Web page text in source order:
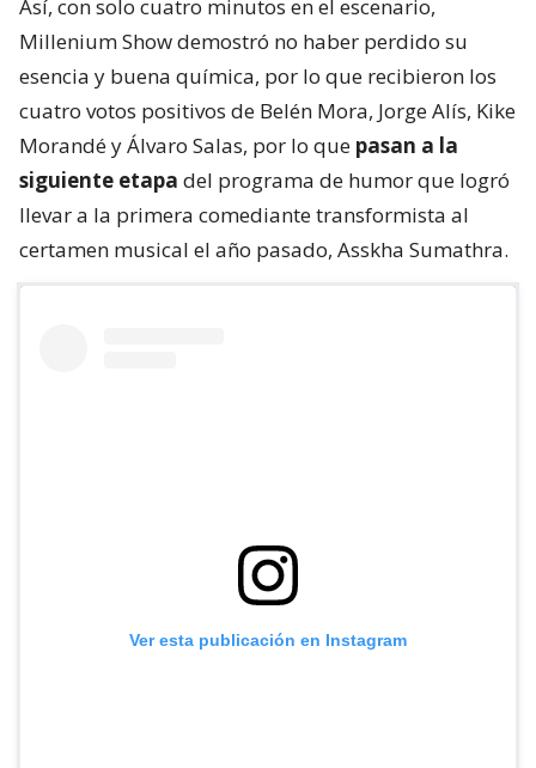
Así, con solo cuatro minutos en el escenario,
Millenium Show demostró no haber perdido su
esencia y buena química, por lo que recibieron los
cuatro votos positivos de Belén Mora, Jorge Alís, Kike
Morandé y Álvaro Salas, por lo que pasan a la
siguiente etapa del programa de humor que logró
llevar a la primera comediante transformista al
certamen musical el año pasado, Asskha Sumathra.
Ver esta publicación en Instagram